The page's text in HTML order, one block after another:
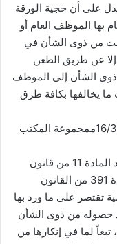
يدل على أن حجية الورقة
بها الموظف العام أو
من ذوى الشأن في
إلا عن طريق الطعن
ذوى الشأن إلى الموظف
ما يخالفها بكافة طرق
( الطعن رقم 517 لسنة 43 ق جلسة 16/3/1977ممجموعة المكتب
وحيث قضت محكمة النقض أيضاً بأن :- مفاد المادة 11 من قانون
الإثبات رقم 25 لسنة 1968 – المقابلة للمادة 391 من القانون
تقتصر على ما ورد بها
حصوله من ذوى الشأن
لما في إنكارها من